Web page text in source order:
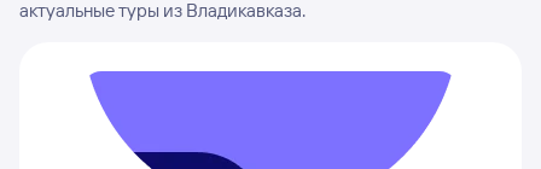
актуальные туры из Владикавказа.